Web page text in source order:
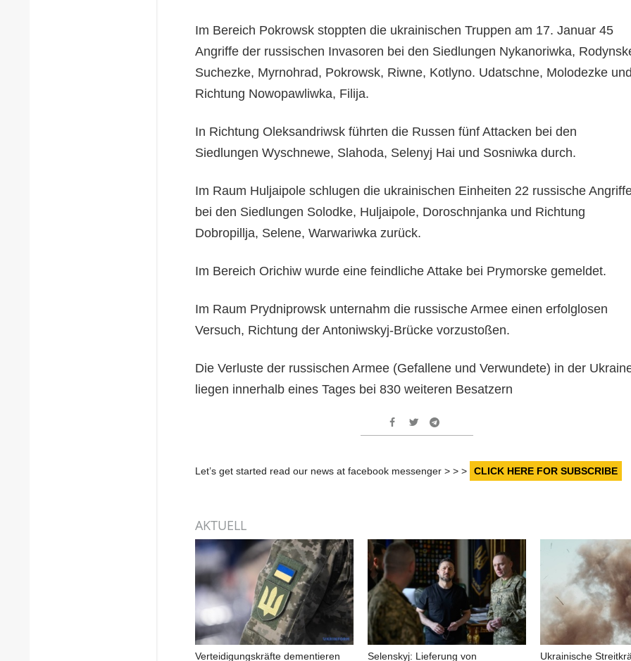
Im Bereich Pokrowsk stoppten die ukrainischen Truppen am 17. Januar 45
Angriffe der russischen Invasoren bei den Siedlungen Nykanoriwka,
Suchezke, Myrnohrad, Pokrowsk, Riwne, Kotlyno. Udatschne, Molodezke
Richtung Nowopawliwka, Filija.
In Richtung Oleksandriwsk führten die Russen fünf Attacken bei den
Siedlungen Wyschnewe, Slahoda, Selenyj Hai und Sosniwka durch.
Im Raum Huljaipole schlugen die ukrainischen Einheiten 22 russische
bei den Siedlungen Solodke, Huljaipole, Doroschnjanka und Richtung
Dobropillja, Selene, Warwariwka zurück.
Im Bereich Orichiw wurde eine feindliche Attake bei Prymorske gemeldet.
Im Raum Prydniprowsk unternahm die russische Armee einen erfolglosen
Versuch, Richtung der Antoniwskyj-Brücke vorzustoßen.
Die Verluste der russischen Armee (Gefallene und Verwundete) in der
liegen innerhalb eines Tages bei 830 weiteren Besatzern
Let’s get started read our news at facebook messenger > > > CLICK HERE FOR SUBSCRIBE
AKTUELL
Verteidigungskräfte dementieren
Selenskyj: Lieferung von
Ukrainische